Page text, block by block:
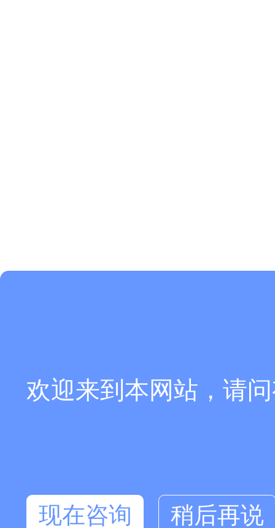
欢迎来到本网站，请
现在咨询 稍后再说